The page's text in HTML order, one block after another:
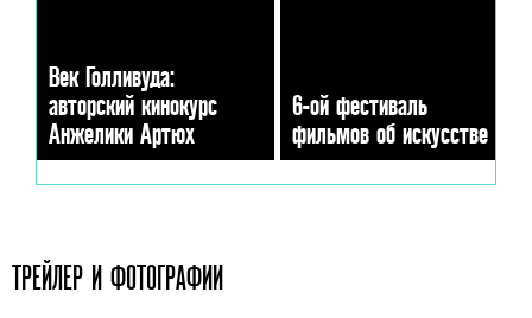
Век Голливуда:
авторский кинокурс
Анжелики Артюх
6-ой фестиваль
фильмов об искусстве
ТРЕЙЛЕР И ФОТОГРАФИИ